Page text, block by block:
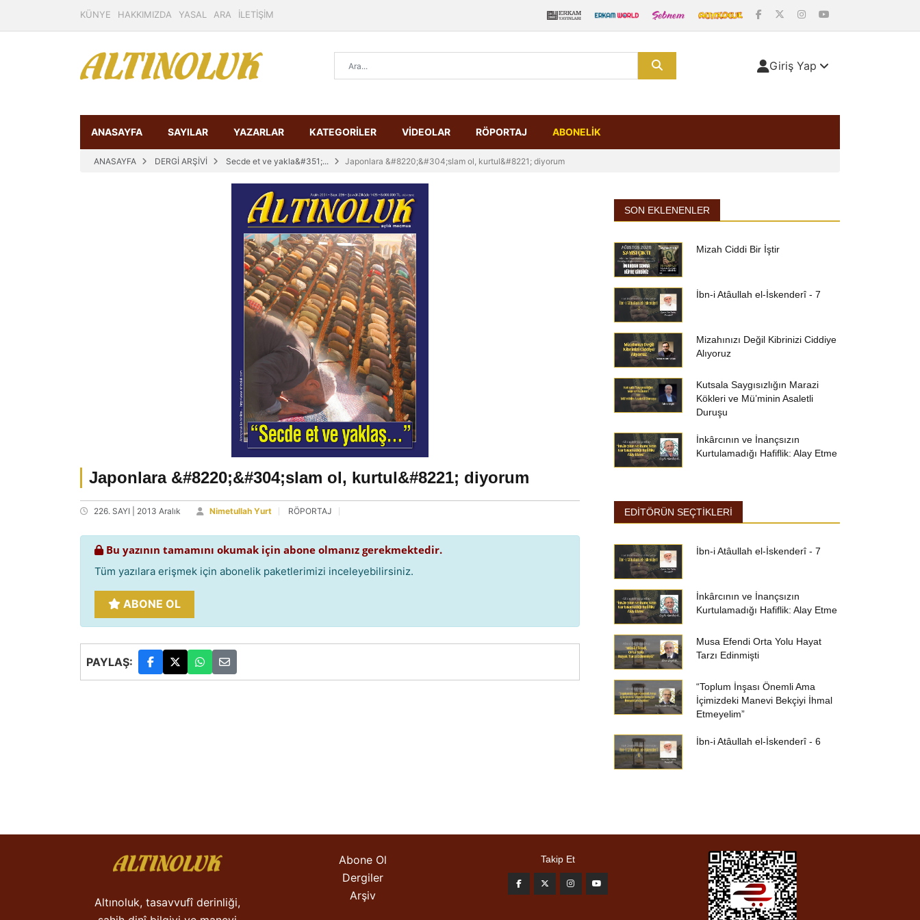
KÜNYE HAKKIMIZDA YASAL ARA İLETİŞİM
Giriş Yap
ANASAYFA SAYILAR YAZARLAR KATEGORİLER VİDEOLAR RÖPORTAJ ABONELİK
ANASAYFA DERGİ ARŞİVİ Secde et ve yakla&#351;... Japonlara &#8220;&#304;slam ol, kurtul&#8221; diyorum
Japonlara &#8220;&#304;slam ol, kurtul&#8221; diyorum
226. SAYI | 2013 Aralık Nimetullah Yurt RÖPORTAJ
Bu yazının tamamını okumak için abone olmanız gerekmektedir.
Tüm yazılara erişmek için abonelik paketlerimizi inceleyebilirsiniz.
ABONE OL
PAYLAŞ:
SON EKLENENLER
Mizah Ciddi Bir İştir
İbn-i Atâullah el-İskenderî - 7
Mizahınızı Değil Kibrinizi Ciddiye
Alıyoruz
Kutsala Saygısızlığın Marazi
Kökleri ve Mü’minin Asaletli
Duruşu
İnkârcının ve İnançsızın
Kurtulamadığı Hafiflik: Alay Etme
EDİTÖRÜN SEÇTİKLERİ
İbn-i Atâullah el-İskenderî - 7
İnkârcının ve İnançsızın
Kurtulamadığı Hafiflik: Alay Etme
Musa Efendi Orta Yolu Hayat
Tarzı Edinmişti
“Toplum İnşası Önemli Ama
İçimizdeki Manevi Bekçiyi İhmal
Etmeyelim”
İbn-i Atâullah el-İskenderî - 6
Altınoluk, tasavvufî derinliği,
Abone Ol
Dergiler
Arşiv
Takip Et